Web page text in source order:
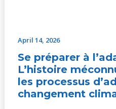
April 14, 2026
Se préparer à
L’histoire
les processus
changement